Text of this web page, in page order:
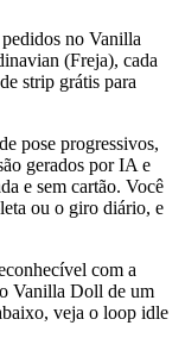
no Vanilla
(Freja), cada
strip grátis para
pose progressivos,
gerados por IA e
e sem cartão. Você
ou o giro diário, e
com a
Vanilla Doll de um
veja o loop idle